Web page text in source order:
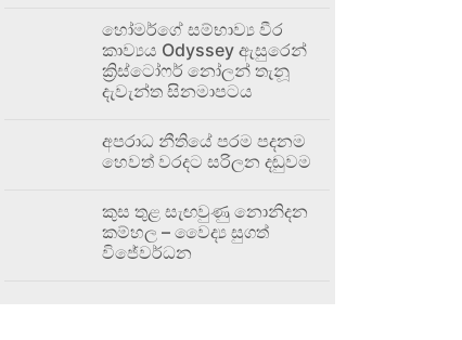
හෝමර්ගේ සම්භාව්‍ය වීර
කාව්‍යය Odyssey ඇසුරෙන්
ක්‍රිස්ටෝෆර් නෝලන් තැනූ
දැවැන්ත සිනමාපටය
අපරාධ නීතියේ පරම පදනම
හෙවත් වරදට සරිලන දඬුවම
කුස තුළ සැඟවුණු නොනිදන
කම්හල – වෛද්‍ය සුගත්
විජේවර්ධන